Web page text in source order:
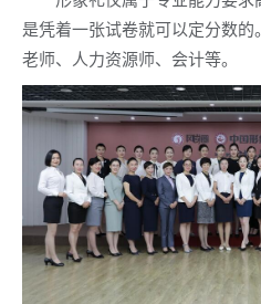
是凭着一张试卷就可以定分数
老师、人力资源师、会计等。